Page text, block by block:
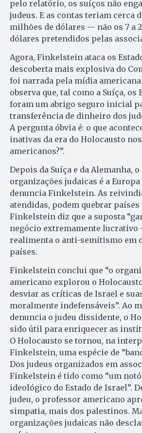
pelo relatório, os suíços não
judeus. E as contas teriam cerca
milhões de dólares — não os 7 a
dólares pretendidos pelas
Agora, Finkelstein ataca os
descoberta mais explosiva do
foi narrada pela mídia
observa que, tal como a Suíça, os
foram um abrigo seguro inicial
transferência de dinheiro dos
A pergunta óbvia é: o que
inativas da era do Holocausto
americanos?”.
Depois da Suíça e da Alemanha,
organizações judaicas é a
denuncia Finkelstein. As
atendidas, podem quebrar países
Finkelstein diz que a suposta
negócio extremamente lucrativo
realimenta o anti-semitismo em
países.
Finkelstein conclui que “o
americano explorou o
desviar as críticas de Israel e
moralmente indefensáveis”. Ao
denuncia o judeu dissidente, o
sido útil para enriquecer as
O Holocausto se tornou, na
Finkelstein, uma espécie de
Dos judeus organizados em
Finkelstein é tido como “um
ideológico do Estado de Israel”.
judeu, o professor americano
simpatia, mais dos palestinos.
organizações judaicas não